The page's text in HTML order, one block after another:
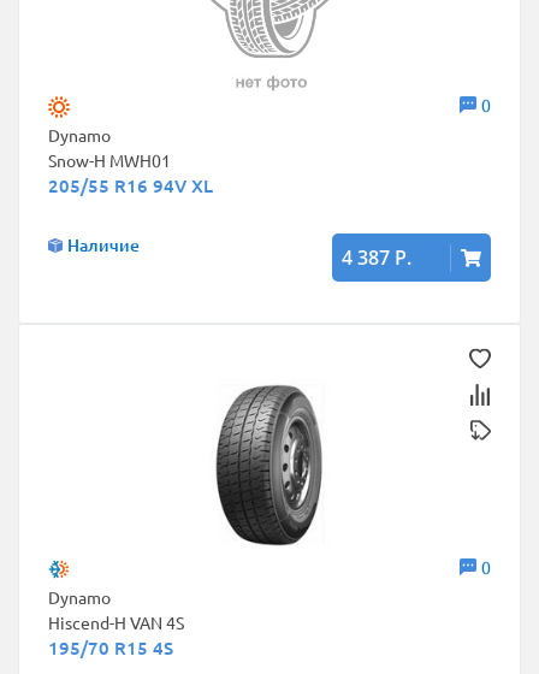
0
Dynamo
Snow-H MWH01
205/55 R16 94V XL
Наличие 4 387 Р.
0
Dynamo
Hiscend-H VAN 4S
195/70 R15 4S